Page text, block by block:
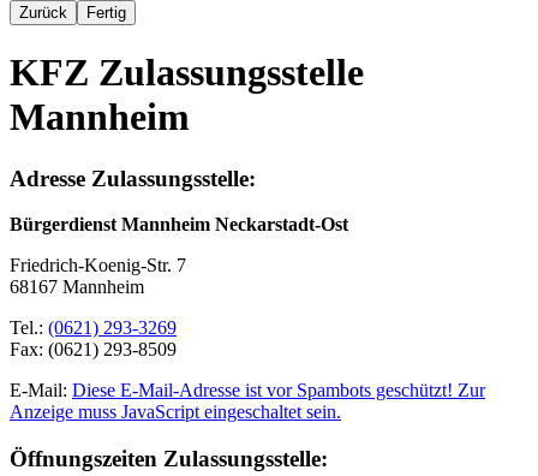
Zurück Fertig
KFZ Zulassungsstelle
Mannheim
Adresse Zulassungsstelle:
Bürgerdienst Mannheim Neckarstadt-Ost
Friedrich-Koenig-Str. 7
68167 Mannheim
Tel.: (0621) 293-3269
Fax: (0621) 293-8509
E-Mail: Diese E-Mail-Adresse ist vor Spambots geschützt! Zur
Anzeige muss JavaScript eingeschaltet sein.
Öffnungszeiten Zulassungsstelle: